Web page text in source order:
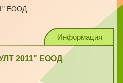
ЕООД
Информация
2011" ЕООД